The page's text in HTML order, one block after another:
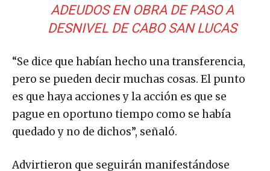
ADEUDOS EN OBRA DE PASO A
DESNIVEL DE CABO SAN LUCAS
“Se dice que habían hecho una transferencia,
pero se pueden decir muchas cosas. El punto
es que haya acciones y la acción es que se
pague en oportuno tiempo como se había
quedado y no de dichos”, señaló.
Advirtieron que seguirán manifestándose